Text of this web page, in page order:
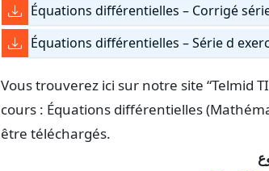
Équations différentielles – Corrigé
Équations différentielles – Série d
Vous trouverez ici sur notre site “Telmid
cours : Équations différentielles
être téléchargés.